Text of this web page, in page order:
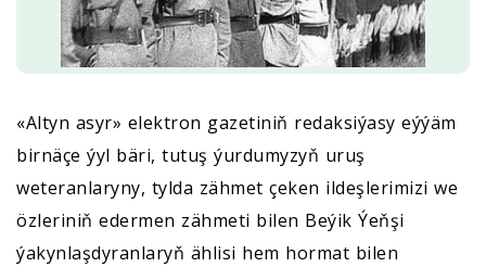
«Altyn asyr» elektron gazetiniň redaksiýasy eýýäm
birnäçe ýyl bäri, tutuş ýurdumyzyň uruş
weteranlaryny, tylda zähmet çeken ildeşlerimizi we
özleriniň edermen zähmeti bilen Beýik Ýeňşi
ýakynlaşdyranlaryň ählisi hem hormat bilen